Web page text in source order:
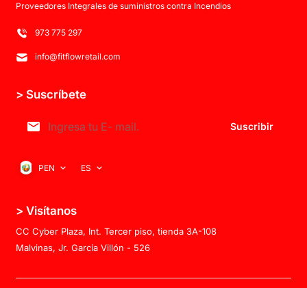
Proveedores Integrales de suministros contra Incendios
973 775 297
info@fitflowretail.com
> Suscríbete
Suscribir
PEN ES
> Visítanos
CC Cyber Plaza, Int. Tercer piso, tienda 3A-108
Malvinas, Jr. García Villón - 526